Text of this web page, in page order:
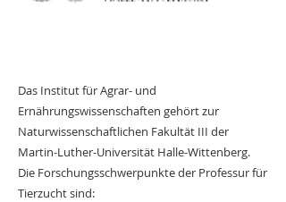
Das Institut für Agrar- und
Ernährungswissenschaften gehört zur
Naturwissenschaftlichen Fakultät III der
Martin-Luther-Universität Halle-Wittenberg.
Die Forschungsschwerpunkte der Professur für
Tierzucht sind: